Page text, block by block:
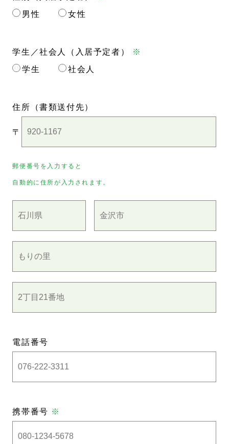
男性
女性
学生／社会人（入居予定者）
※
学生
社会人
住所 （書類送付先）
〒
郵便番号を入力すると
自動的に住所が入力されます。
電話番号
携帯番号 ※